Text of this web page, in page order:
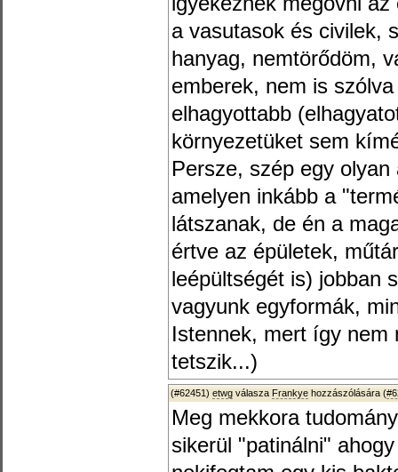
a vasutasok és civilek,
hanyag, nemtörődöm,
emberek, nem is
elhagyottabb
környezetüket sem
Persze, szép egy
amelyen inkább a
látszanak, de én a
értve az épületek,
leépültségét is) jobban
vagyunk egyformák,
Istennek, mert így nem
tetszik...)
(#62451) etwg válasza Frankye hozzászólására (
Meg mekkora
sikerül "patinálni"